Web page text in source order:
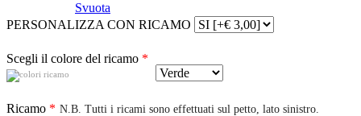
Svuota
PERSONALIZZA CON RICAMO
Scegli il colore del ricamo *
Ricamo * N.B. Tutti i ricami sono effettuati sul petto, lato sinistro.